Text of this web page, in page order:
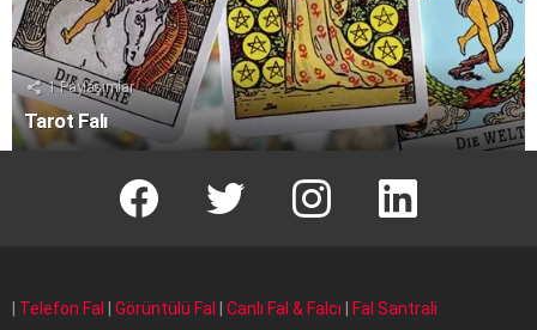
1 Paylaşımlar
Tarot Falı
facebook T instagram Linkedin Fal
Telefon Fal Görüntülü Fal Canlı Fal & Falcı Fal Santrali